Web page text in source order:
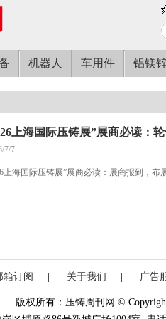
机器人 车用件 铝镁
上海国际压铸展”展商必读：
7/7
上海国际压铸展”展商必读：展商报到，布
箱订阅 关于我们 广告
版权所有：压铸周刊网 ©